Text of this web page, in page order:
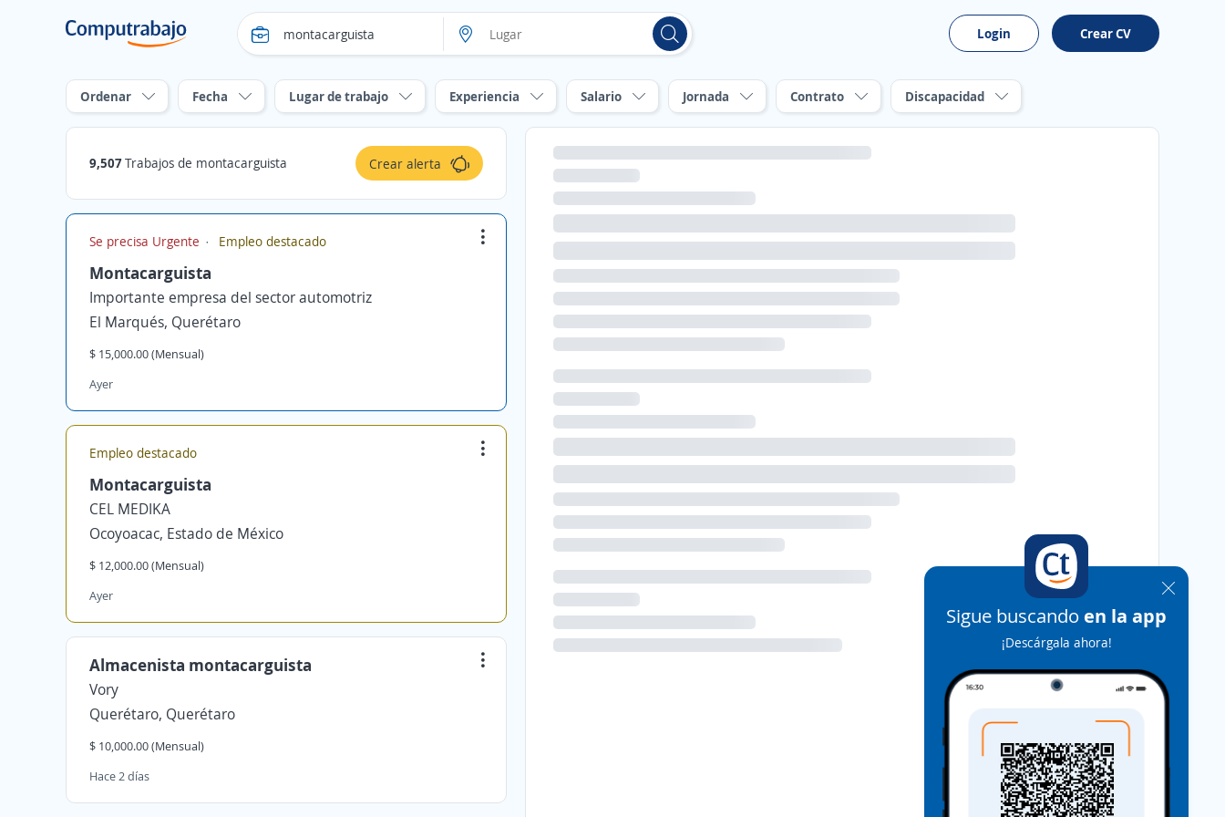
Login Crear CV
Ordenar Fecha Lugar de trabajo Experiencia Salario Jornada Contrato Discapacidad
9,507Trabajos de montacarguista Crear alerta
Se precisa Urgente Empleo destacado
Montacarguista
Importante empresa del sector automotriz
El Marqués, Querétaro
$ 15,000.00 (Mensual)
Ayer
Empleo destacado
Montacarguista
CEL MEDIKA
Ocoyoacac, Estado de México
$ 12,000.00 (Mensual)
Ayer
Almacenista montacarguista
Vory
Querétaro, Querétaro
$ 10,000.00 (Mensual)
Hace 2 días
Sigue buscando en la app
¡Descárgala ahora!